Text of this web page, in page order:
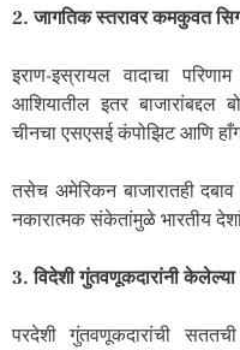
2. जागतिक स्तरावर कमकुवत
इराण-इस्रायल वादाचा
आशियातील इतर बाजारांबद्दल
चीनचा एसएसई कंपोझिट आणि
तसेच अमेरिकन बाजारातही
नकारात्मक संकेतांमुळे भारतीय
3. विदेशी गुंतवणूकदारांनी केलेल्या
परदेशी गुंतवणूकदारांची